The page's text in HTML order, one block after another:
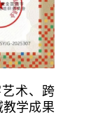
术、跨
学成果